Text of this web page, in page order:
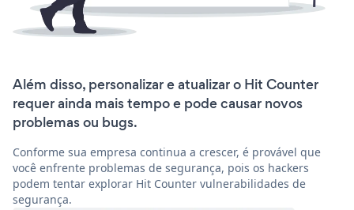
Além disso, personalizar e atualizar o Hit Counter
requer ainda mais tempo e pode causar novos
problemas ou bugs.
Conforme sua empresa continua a crescer, é provável que
você enfrente problemas de segurança, pois os hackers
podem tentar explorar Hit Counter vulnerabilidades de
segurança.